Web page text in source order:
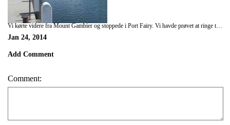
Vi kørte videre fra Mount Gambier og stoppede i Port Fairy. Vi havde prøvet at ringe til nogle forskellige campingpladser, men det hele var fuldt. Dette er en lang-weekend for australierne. På mandag er det helligdag. Det er den australske nationaldag. Og på tirsdag starter skolerne efter sommerferien. Så det meste langs kysten er fuldt booket. Vi var heldige med at få en enkelt overnatning i Port Fairy, inden de også var fuldbooket. Port Fairy var en fin lille turistby.
Jan 24, 2014
Add Comment
Comment: